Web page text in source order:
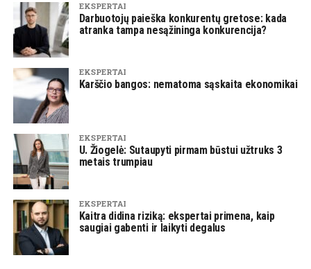
EKSPERTAI
Darbuotojų paieška konkurentų gretose: kada
atranka tampa nesąžininga konkurencija?
EKSPERTAI
Karščio bangos: nematoma sąskaita ekonomikai
EKSPERTAI
U. Žiogelė: Sutaupyti pirmam būstui užtruks 3
metais trumpiau
EKSPERTAI
Kaitra didina riziką: ekspertai primena, kaip
saugiai gabenti ir laikyti degalus